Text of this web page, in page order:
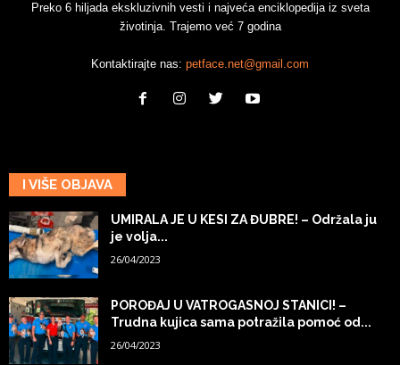
Preko 6 hiljada ekskluzivnih vesti i najveća enciklopedija iz sveta
životinja. Trajemo već 7 godina
Kontaktirajte nas: petface.net@gmail.com
I VIŠE OBJAVA
UMIRALA JE U KESI ZA ĐUBRE! – Održala ju
je volja...
26/04/2023
POROĐAJ U VATROGASNOJ STANICI! –
Trudna kujica sama potražila pomoć od...
26/04/2023